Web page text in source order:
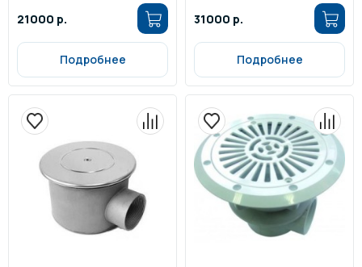
21000 р.
Подробнее
31000 р.
Подробнее